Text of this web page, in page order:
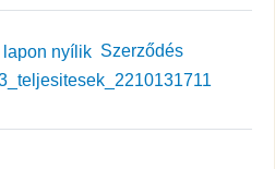
Szerződés